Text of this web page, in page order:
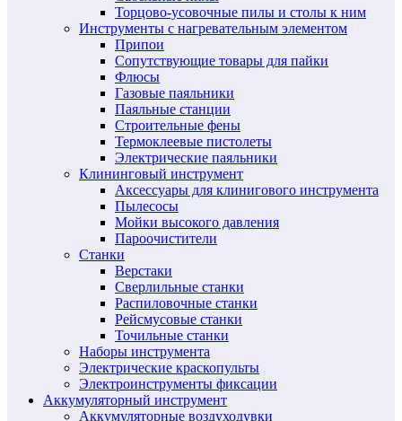
Торцово-усовочные пилы и столы к ним
Инструменты с нагревательным элементом
Припои
Сопутствующие товары для пайки
Флюсы
Газовые паяльники
Паяльные станции
Строительные фены
Термоклеевые пистолеты
Электрические паяльники
Клининговый инструмент
Аксессуары для клинигового инструмента
Пылесосы
Мойки высокого давления
Пароочистители
Станки
Верстаки
Сверлильные станки
Распиловочные станки
Рейсмусовые станки
Точильные станки
Наборы инструмента
Электрические краскопульты
Электроинструменты фиксации
Аккумуляторный инструмент
Аккумуляторные воздуходувки